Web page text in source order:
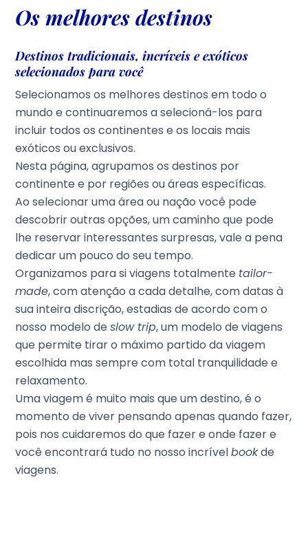
Os melhores destinos
Destinos tradicionais, incríveis e exóticos
selecionados para você
Selecionamos os melhores destinos em todo o
mundo e continuaremos a selecioná-los para
incluir todos os continentes e os locais mais
exóticos ou exclusivos.
Nesta página, agrupamos os destinos por
continente e por regiões ou áreas específicas.
Ao selecionar uma área ou nação você pode
descobrir outras opções, um caminho que pode
lhe reservar interessantes surpresas, vale a pena
dedicar um pouco do seu tempo.
Organizamos para si viagens totalmente tailor-
made, com atenção a cada detalhe, com datas à
sua inteira discrição, estadias de acordo com o
nosso modelo deslow trip, um modelo de viagens
que permite tirar o máximo partido da viagem
escolhida mas sempre com total tranquilidade e
relaxamento.
Uma viagem é muito mais que um destino, é o
momento de viver pensando apenas quando fazer,
pois nos cuidaremos do que fazer e onde fazer e
você encontrará tudo no nosso incrívelbookde
viagens.